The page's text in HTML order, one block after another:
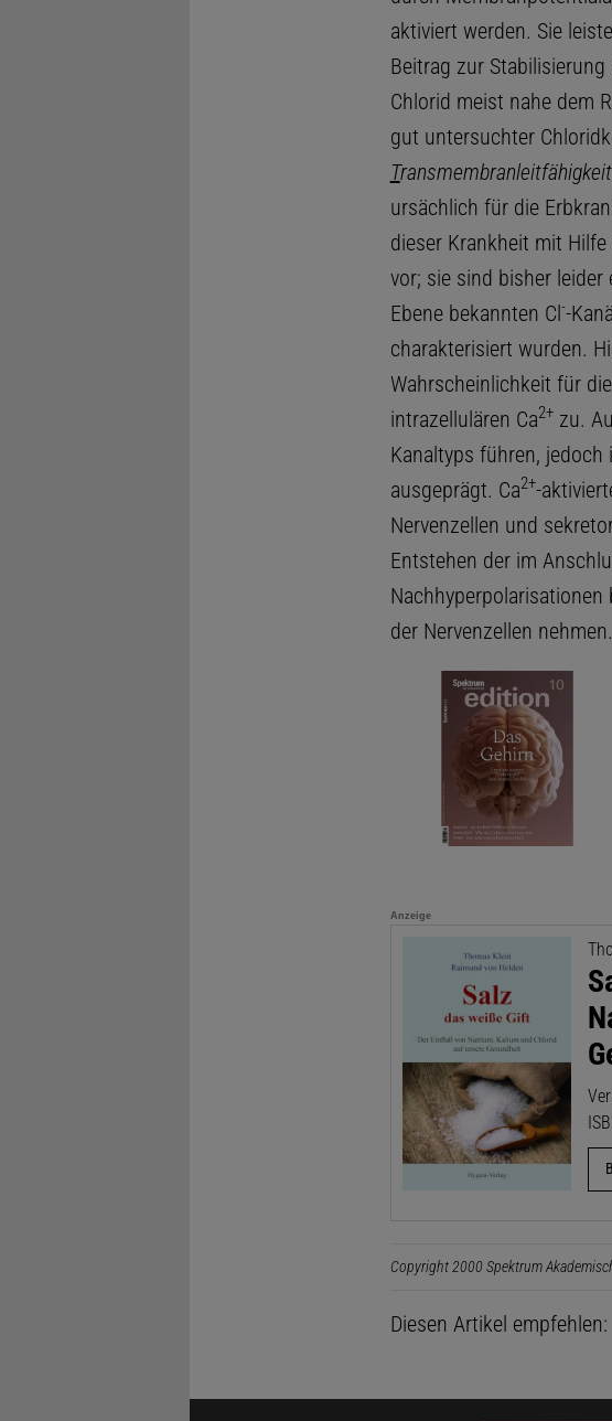
aktiviert werden. Sie
Beitrag zur
Chlorid meist nahe dem
gut untersuchter
T
ursächlich für die
dieser Krankheit mit
vor; sie sind bisher
Ebene bekannten Cl--
charakterisiert wurden.
Wahrscheinlichkeit für
intrazellulären Ca2+zu.
Kanaltyps führen,
ausgeprägt. Ca2+-
Nervenzellen und
Entstehen der im
der Nervenzellen nehmen.
Anzeige
Copyright 2000 Spektrum
Diesen Artikel empfehlen: